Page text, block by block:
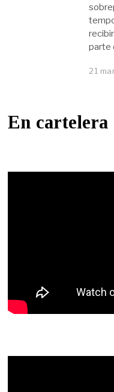
parte
21
En cartelera